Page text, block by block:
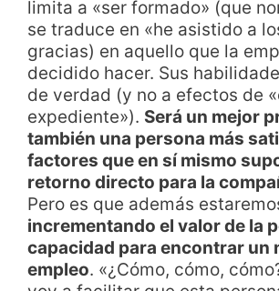
limita a «ser formado» (que
se traduce en «he asistido a
gracias) en aquello que la
decidido hacer. Sus
de verdad (y no a efectos de
expediente»). Será un mejor
también una persona más
factores que en sí mismo
retorno directo para la
Pero es que además
incrementando el valor de la
capacidad para encontrar un
empleo. «¿Cómo, cómo,